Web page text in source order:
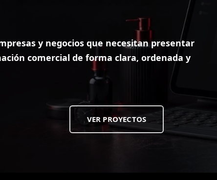
y negocios que necesitan presentar
comercial de forma clara, ordenada y
VER PROYECTOS